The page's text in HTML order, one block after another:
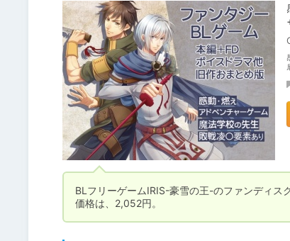
BLフリーゲームIRIS-豪雪の王-のファンディスク
価格は、2,052円。